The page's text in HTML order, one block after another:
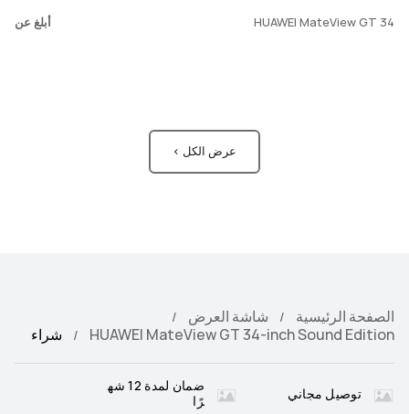
HUAWEI MateView GT 34 أبلغ عن
عرض الكل >
الصفحة الرئيسية
شاشة العرض
HUAWEI MateView GT 34-inch Sound Edition
شراء
توصيل مجاني
ضمان لمدة 12 شه
رًا